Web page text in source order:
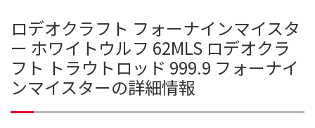
ロデオクラフト フォーナインマイスタ
ー ホワイトウルフ 62MLS ロデオクラ
フト トラウトロッド 999.9 フォーナイ
ンマイスターの詳細情報